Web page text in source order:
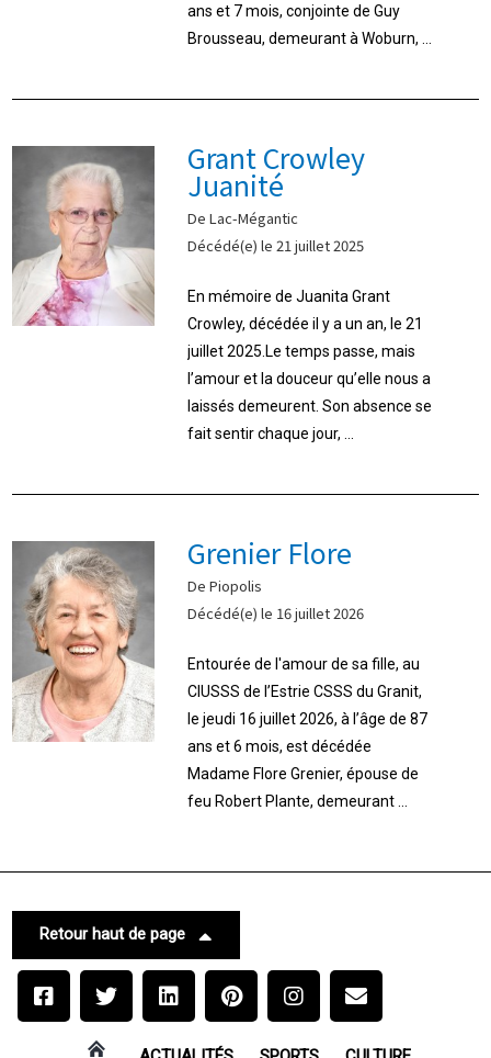
ans et 7 mois, conjointe de Guy
Brousseau, demeurant à Woburn, ...
Grant Crowley
Juanité
De Lac-Mégantic
Décédé(e) le 21 juillet 2025
En mémoire de Juanita Grant
Crowley, décédée il y a un an, le 21
juillet 2025.Le temps passe, mais
l’amour et la douceur qu’elle nous a
laissés demeurent. Son absence se
fait sentir chaque jour, ...
Grenier Flore
De Piopolis
Décédé(e) le 16 juillet 2026
Entourée de l'amour de sa fille, au
CIUSSS de l’Estrie CSSS du Granit,
le jeudi 16 juillet 2026, à l’âge de 87
ans et 6 mois, est décédée
Madame Flore Grenier, épouse de
feu Robert Plante, demeurant ...
Retour haut de page